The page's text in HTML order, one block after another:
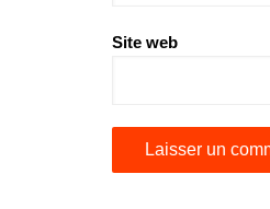
Site web